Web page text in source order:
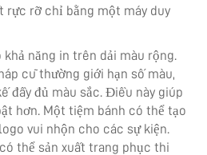
rực rỡ chỉ bằng một máy duy
khả năng in trên dải màu rộng.
cũ thường giới hạn số màu,
đầy đủ màu sắc. Điều này giúp
hơn. Một tiệm bánh có thể tạo
vui nhộn cho các sự kiện.
thể sản xuất trang phục thi